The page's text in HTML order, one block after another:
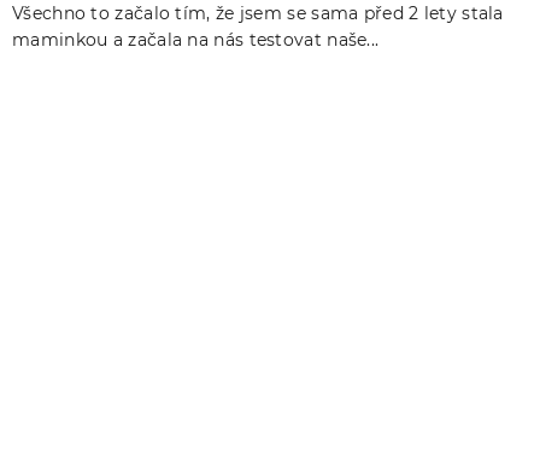
Všechno to začalo tím, že jsem se sama před 2 lety stala
maminkou a začala na nás testovat naše...